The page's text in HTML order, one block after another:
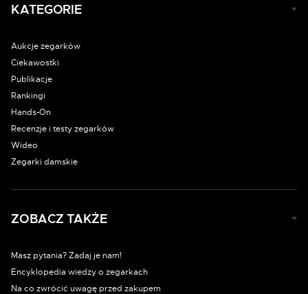
KATEGORIE
Aukcje zegarków
Ciekawostki
Publikacje
Rankingi
Hands-On
Recenzje i testy zegarków
Wideo
Zegarki damskie
ZOBACZ TAKŻE
Masz pytania? Zadaj je nam!
Encyklopedia wiedzy o zegarkach
Na co zwrócić uwagę przed zakupem